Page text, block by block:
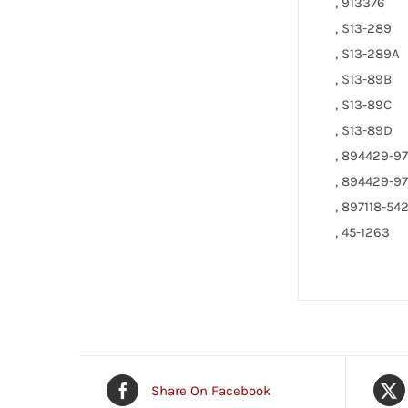
, S13-289
, S13-289A
, S13-89B
, S13-89C
, S13-89D
, 894429-
, 894429-
, 897118-
, 45-1263
Share On Facebook